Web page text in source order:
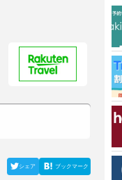
シェア ブックマーク